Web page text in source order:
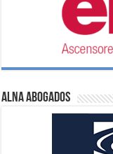
ALNA Abogados